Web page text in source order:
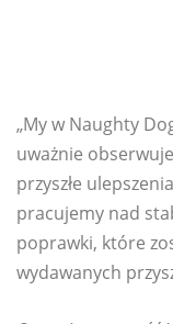
„My w Naughty
uważnie
przyszłe
pracujemy nad
poprawki, które
wydawanych